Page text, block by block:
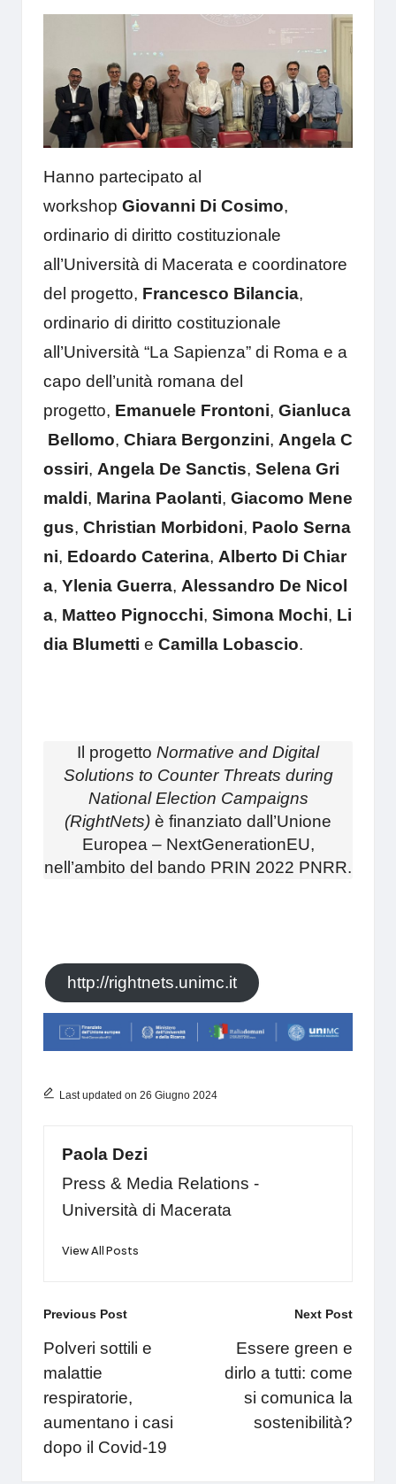
Hanno partecipato al
workshop Giovanni Di Cosimo,
ordinario di diritto costituzionale
all’Università di Macerata e coordinatore
del progetto, Francesco Bilancia,
ordinario di diritto costituzionale
all’Università “La Sapienza” di Roma e a
capo dell’unità romana del
progetto, Emanuele Frontoni, Gianluca
Bellomo, Chiara Bergonzini, Angela C
ossiri, Angela De Sanctis, Selena Gri
maldi, Marina Paolanti, Giacomo Mene
gus, Christian Morbidoni, Paolo Serna
ni, Edoardo Caterina, Alberto Di Chiar
a, Ylenia Guerra, Alessandro De Nicol
a, Matteo Pignocchi, Simona Mochi, Li
dia Blumetti e Camilla Lobascio.
Il progetto Normative and Digital
Solutions to Counter Threats during
National Election Campaigns
(RightNets) è finanziato dall’Unione
Europea – NextGenerationEU,
nell’ambito del bando PRIN 2022 PNRR.
http://rightnets.unimc.it
Last updated on 26 Giugno 2024
Paola Dezi
Press & Media Relations -
Università di Macerata
View All Posts
Post
navigation
Previous Post
Polveri sottili e
malattie
respiratorie,
aumentano i casi
dopo il Covid-19
Next Post
Essere green e
dirlo a tutti: come
si comunica la
sostenibilità?